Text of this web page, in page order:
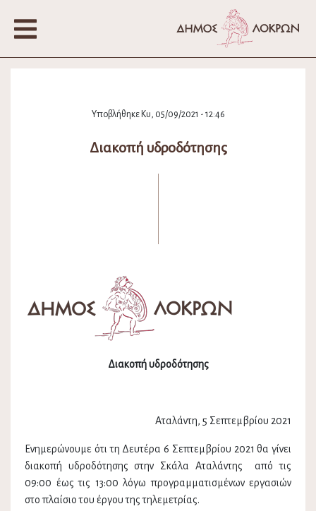
Υποβλήθηκε Κυ, 05/09/2021 - 12:46
Διακοπή υδροδότησης
Διακοπή υδροδότησης
Αταλάντη, 5 Σεπτεμβρίου 2021
Ενημερώνουμε ότι τη Δευτέρα 6 Σεπτεμβρίου 2021 θα γίνει
διακοπή υδροδότησης στην Σκάλα Αταλάντης από τις
09:00 έως τις 13:00 λόγω προγραμματισμένων εργασιών
στο πλαίσιο του έργου της τηλεμετρίας.